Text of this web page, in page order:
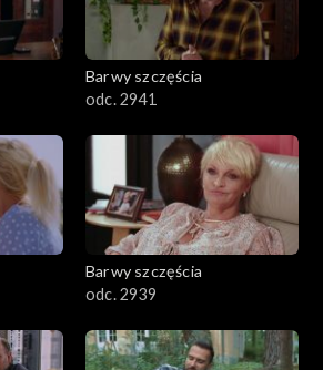
Barwy szczęścia
odc. 2941
Barwy szczęścia
odc. 2939